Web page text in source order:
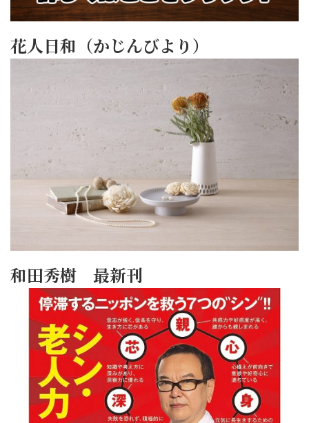
花人日和（かじんびより）
和田秀樹 最新刊